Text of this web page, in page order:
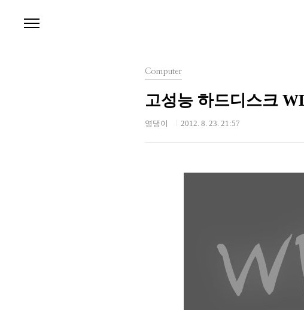
Computer
고성능 하드디스크
영댕이 2012. 8. 23. 21:57